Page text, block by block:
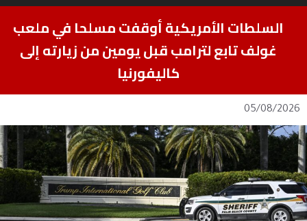
السلطات الأمريكية أوقفت مسلحا في ملعب
غولف تابع لترامب قبل يومين من زيارته إلى
كاليفورنيا
05/08/2026